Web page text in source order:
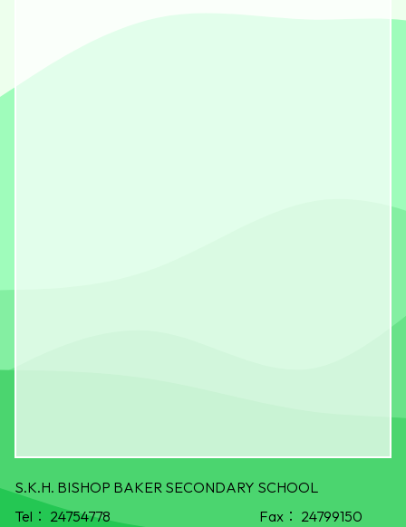
S.K.H. BISHOP BAKER SECONDARY SCHOOL
Tel： 24754778 Fax： 24799150